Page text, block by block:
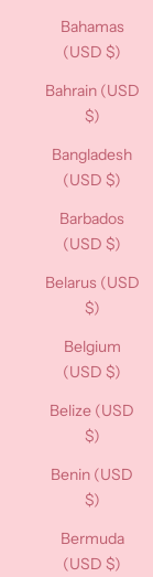
Bahamas
(USD $)
Bahrain (USD
$)
Bangladesh
(USD $)
Barbados
(USD $)
Belarus (USD
$)
Belgium
(USD $)
Belize (USD
$)
Benin (USD
$)
Bermuda
(USD $)